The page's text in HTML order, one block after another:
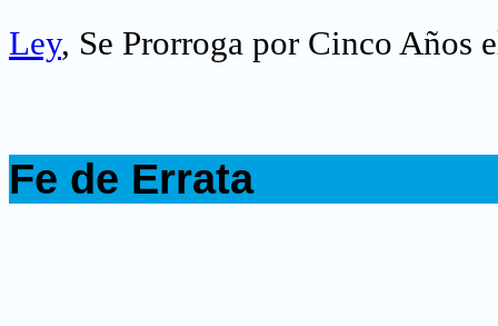
Ley, Se Prorroga por Cinco Años
Fe de Errata